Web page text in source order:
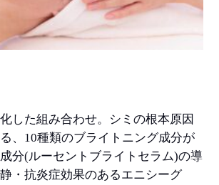
した組み合わせ。 シミの根本原因
、 10種類のブライトニング成分が
分(ルーセントブライトセラム)の導
・抗炎症効果のあるエニシーグ